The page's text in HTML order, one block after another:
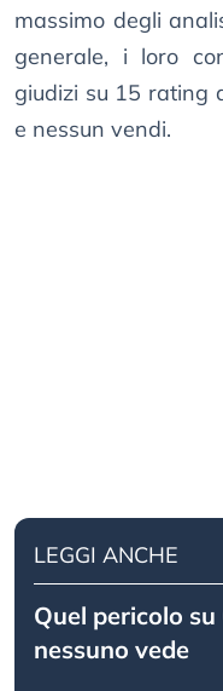
massimo degli
generale, i loro
giudizi su 15 rating
e nessun vendi.
LEGGI ANCHE
Quel pericolo
nessuno vede